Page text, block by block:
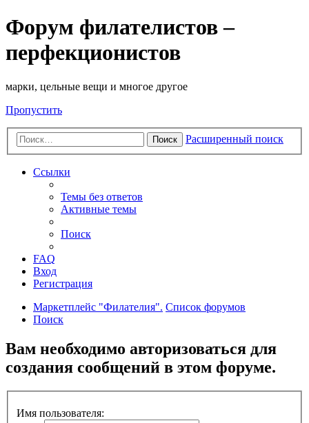
Форум филателистов –
перфекционистов
марки, цельные вещи и многое другое
Пропустить
Поиск Расширенный поиск
Ссылки
Темы без ответов
Активные темы
Поиск
FAQ
Вход
Регистрация
Маркетплейс "Филателия". Список форумов
Поиск
Вам необходимо авторизоваться для
создания сообщений в этом форуме.
Имя пользователя: